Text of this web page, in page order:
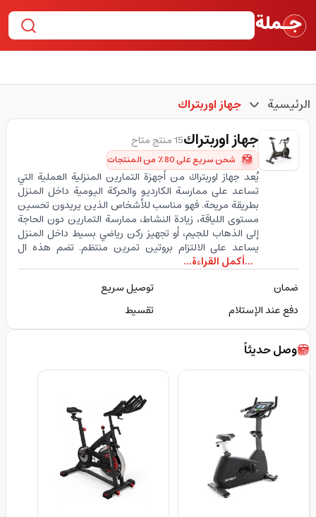
الرئيسية جهاز اوربتراك
جهاز اوربتراك15 منتج متاح
شحن سريع على 80٪ من المنتجات
يُعد جهاز اوربتراك من أجهزة التمارين المنزلية العملية التي
تساعد على ممارسة الكارديو والحركة اليومية داخل المنزل
بطريقة مريحة. فهو مناسب للأشخاص الذين يريدون تحسين
مستوى اللياقة، زيادة النشاط، ممارسة التمارين دون الحاجة
إلى الذهاب للجيم، أو تجهيز ركن رياضي بسيط داخل المنزل
يساعد على الالتزام بروتين تمرين منتظم. تضم هذه ال
...أكمل القراءة...
ضمان
توصيل سريع
دفع عند الإستلام
تقسيط
وصل حديثاً